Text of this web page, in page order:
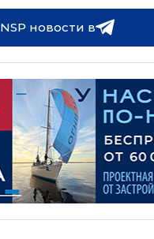
NSP новости в